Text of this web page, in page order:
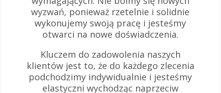
wyzwań, ponieważ rzetelnie i solidnie
wykonujemy swoją pracę i jesteśmy
otwarci na nowe doświadczenia.
Kluczem do zadowolenia naszych
klientów jest to, że do każdego zlecenia
podchodzimy indywidualnie i jesteśmy
elastyczni wychodząc naprzeciw